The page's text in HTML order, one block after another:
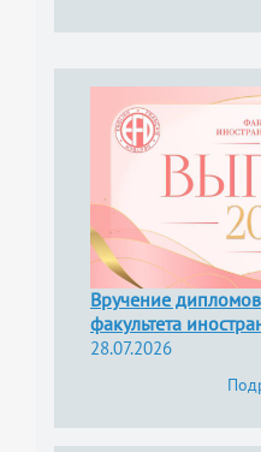
Вручение
факультета
28.07.2026